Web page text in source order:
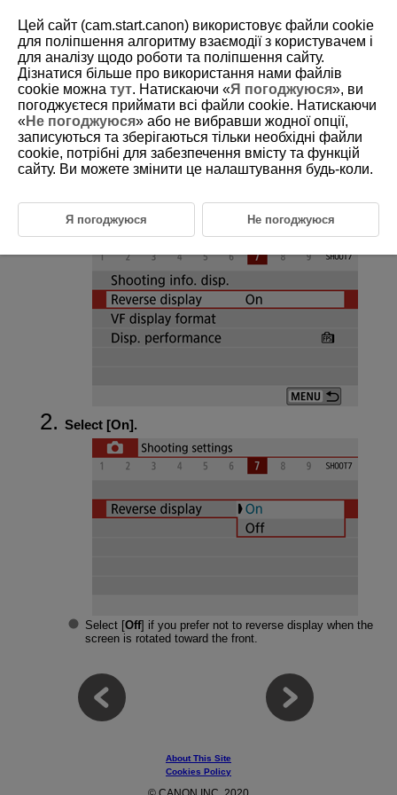
D101-090
Reverse Display
A mirror image can be displayed when you shoot with the screen rotated
toward the subject (toward the front of the camera).
Select [ :Reverse display
Select [On].
Select [Off] if you prefer not to reverse display when the
screen is rotated toward the front.
About This Site
Cookies Policy
Цей сайт (cam.start.canon) використовує файли cookie
для поліпшення алгоритму взаємодії з користувачем і
для аналізу щодо роботи та поліпшення сайту.
Дізнатися більше про використання нами файлів
cookie можна тут. Натискаючи «Я погоджуюся», ви
погоджуєтеся приймати всі файли cookie. Натискаючи
«Не погоджуюся» або не вибравши жодної опції,
записуються та зберігаються тільки необхідні файли
cookie, потрібні для забезпечення вмісту та функцій
сайту. Ви можете змінити це налаштування будь-коли.
Я погоджуюся Не погоджуюся